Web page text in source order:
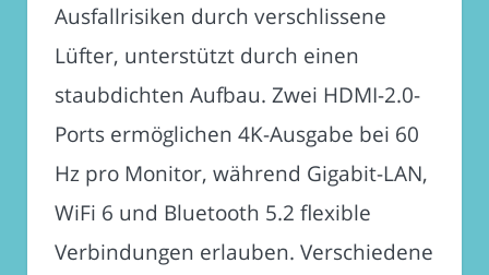
Ausfallrisiken durch verschlissene
Lüfter, unterstützt durch einen
staubdichten Aufbau. Zwei HDMI-2.0-
Ports ermöglichen 4K-Ausgabe bei 60
Hz pro Monitor, während Gigabit-LAN,
WiFi 6 und Bluetooth 5.2 flexible
Verbindungen erlauben. Verschiedene